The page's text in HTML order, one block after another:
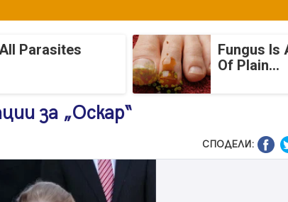
Parasites
Fungus Is
Of Plain...
за „Оскар“
СПОДЕЛИ: